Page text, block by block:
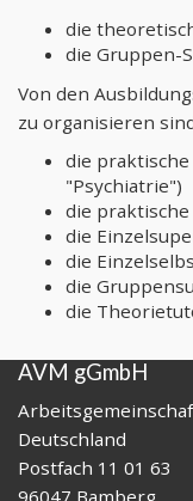
die
die Gruppen-
Von den
zu organisieren
die
"Psychiatrie")
die
die
die
die
die
AVM gGmbH
Deutschland
Postfach 11 01 63